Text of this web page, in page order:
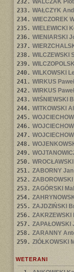
232. WALCZAK
233. WAŁCZYK
234. WIECZOREK
235. WIELEWICKI
236. WIENIARSKI
237.
238. WILCZEWSKI
239.
240. WILKOWSKI
241. WIRKUS Paweł
242. WIRKUS Paweł
243. WIŚNIEWSKI
244. WITKOWSKI
245.
246.
247.
248.
249.
250.
251. ZABORNY Jan
252.
253. ZAGÓRSKI
254.
255. ZAJDZIŃSKI
256. ZAKRZEWSKI
257. ZAPAŁOWSKI
258. ZARANNY
259. ZIÓŁKOWSKI
WETERANI